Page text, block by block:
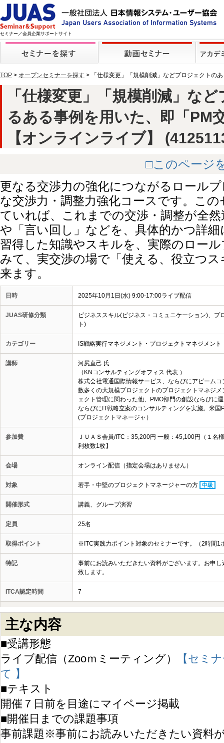
セミナー／会員企業サポートサイト
TOP > オープンセミナーを探す > 「仕様変更」「規模削減」などプロジェクトの
「仕様変更」「規模削減」な
るある事例を用いた、即「PM
【オンラインライブ】
□このページ
更なる交渉力の強化につながるロール
な交渉力・調整力強化コースです。こ
ていれば、これまでの交渉・調整が全
や「言い回し」などを、具体的かつ詳
習得した知識やスキルを、実際のロー
みて、実交渉の場で「使える、役立つ
来ます。
日時 2025年10月1日(水) 9:00-17:00ライブ配信
JUAS研修分類
ビジネススキル(ビジネス・コミュニケーション)、
ト)
カテゴリー IS戦略実行マネジメント・プロジェクトマネジメン
講師
河尻直己 氏
（KNコンサルティングオフィス 代表 ）
株式会社電通国際情報サービス、ならびにアビーム
数多くの大規模プロジェクトのプロジェクトマネジ
ェクト管理に関わった他、PMO部門の創設ならび
ならびにIT戦略立案のコンサルティングを実施。米
(プロジェクトマネージャ）
参加費
ＪＵＡＳ会員/ITC：35,200円 一般：45,100円（１
利枚数1枚】
会場 オンライン配信（指定会場はありません）
対象 若手・中堅のプロジェクトマネージャーの方 中級
開催形式 講義、グループ演習
定員 25名
取得ポイント ※ITC実践力ポイント対象のセミナーです。（2時間1
特記
事前にお読みいただきたい資料がございます。お申
致します。
ITCA認定時間 7
主な内容
■受講形態
ライブ配信（Zooｍミーティング）
【セミ
て 】
■テキスト
開催７日前を目途にマイページ掲載
■開催日までの課題事項
事前課題※事前にお読みいただきたい資料